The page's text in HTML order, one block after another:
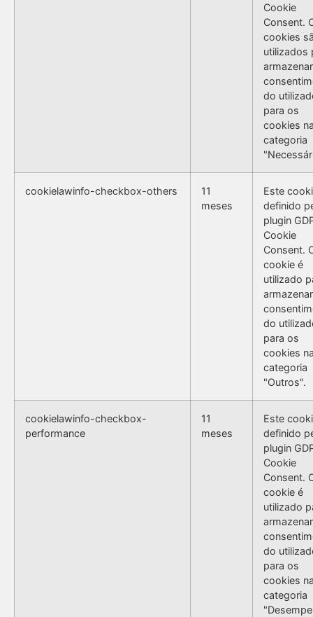
Cookie
Consent.
cookies
utilizados
do
para os
cookies
categoria
cookielawinfo-checkbox-others
11
meses
Este
definido
plugin
Cookie
Consent.
cookie é
utilizado
do
para os
cookies
categoria
"Outros".
cookielawinfo-checkbox-
performance
11
meses
Este
definido
plugin
Cookie
Consent.
cookie é
utilizado
do
para os
cookies
categoria